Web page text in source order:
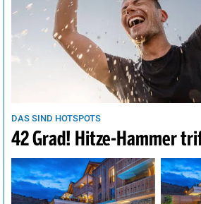
DAS SIND HOTSPOTS
42 Grad! Hitze-Hammer